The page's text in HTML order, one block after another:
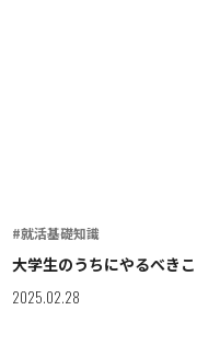
#就活基礎知識
大学生のうちにやるべき
2025.02.28